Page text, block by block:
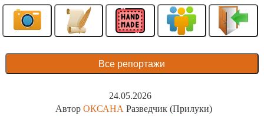
Все репортажи
24.05.2026
Автор ОКСАНА Разведчик (Прилуки)